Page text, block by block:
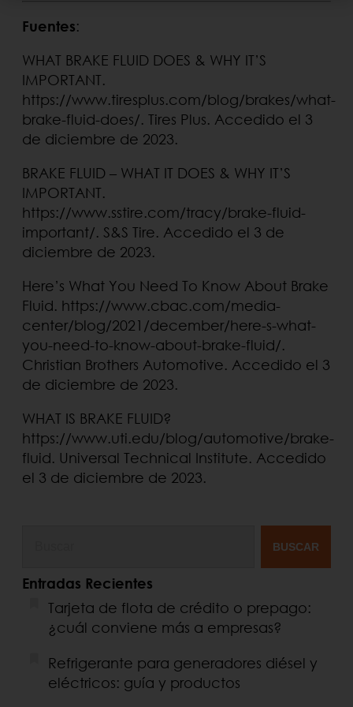
Fuentes:
WHAT BRAKE FLUID DOES & WHY IT’S
IMPORTANT.
https://www.tiresplus.com/blog/brakes/what-
brake-fluid-does/. Tires Plus. Accedido el 3
de diciembre de 2023.
BRAKE FLUID – WHAT IT DOES & WHY IT’S
IMPORTANT.
https://www.sstire.com/tracy/brake-fluid-
important/. S&S Tire. Accedido el 3 de
diciembre de 2023.
Here’s What You Need To Know About Brake
Fluid. https://www.cbac.com/media-
center/blog/2021/december/here-s-what-
you-need-to-know-about-brake-fluid/.
Christian Brothers Automotive. Accedido el 3
de diciembre de 2023.
WHAT IS BRAKE FLUID?
https://www.uti.edu/blog/automotive/brake-
fluid. Universal Technical Institute. Accedido
el 3 de diciembre de 2023.
BUSCAR
Entradas Recientes
Tarjeta de flota de crédito o prepago:
¿cuál conviene más a empresas?
Refrigerante para generadores diésel y
eléctricos: guía y productos